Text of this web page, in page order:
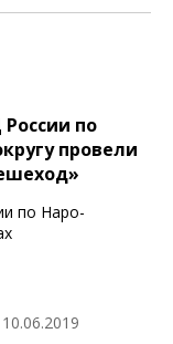
по
провели
по Наро-